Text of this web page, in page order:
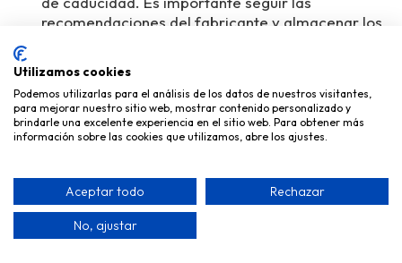
recomendaciones del fabricante y almacenar los
¿Pueden los hombres usar cosmética natural?
Totalmente, los productos decosmética natural
son adecuados para todo tipo de piel, incluyendo la
que son beneficiosos tanto para hombres como
para mujeres, proporcionando soluciones efectivas
para diversas necesidades de cuidado de la piel.
Utilizamos cookies
Podemos utilizarlas para el análisis de los datos de nuestros visitantes,
para mejorar nuestro sitio web, mostrar contenido personalizado y
brindarle una excelente experiencia en el sitio web. Para obtener más
información sobre las cookies que utilizamos, abre los ajustes.
Aceptar todo Rechazar
No, ajustar